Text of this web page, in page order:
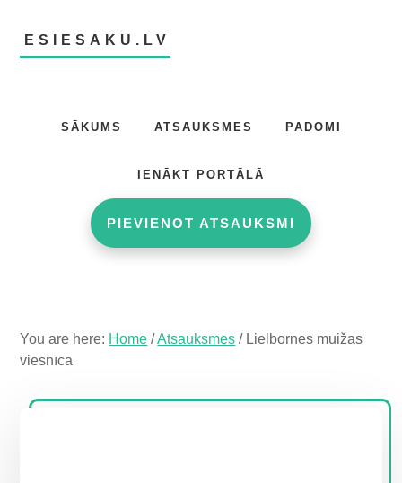
main
primary
footerESIESAKU.LV
SĀKUMS ATSAUKSMES PADOMI
IENĀKT PORTĀLĀ
PIEVIENOT ATSAUKSMI
You are here: Home /Atsauksmes /Lielbornes muižas
viesnīca